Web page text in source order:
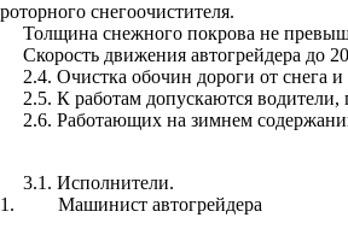
роторного снегоочистителя.
Толщина снежного покрова не
Скорость движения автогрейдера до
2.4. Очистка обочин дороги от снега
2.5. К работам допускаются водители,
2.6. Работающих на зимнем
3.1 . Исполнители.
1 . Машинист автогрейдера